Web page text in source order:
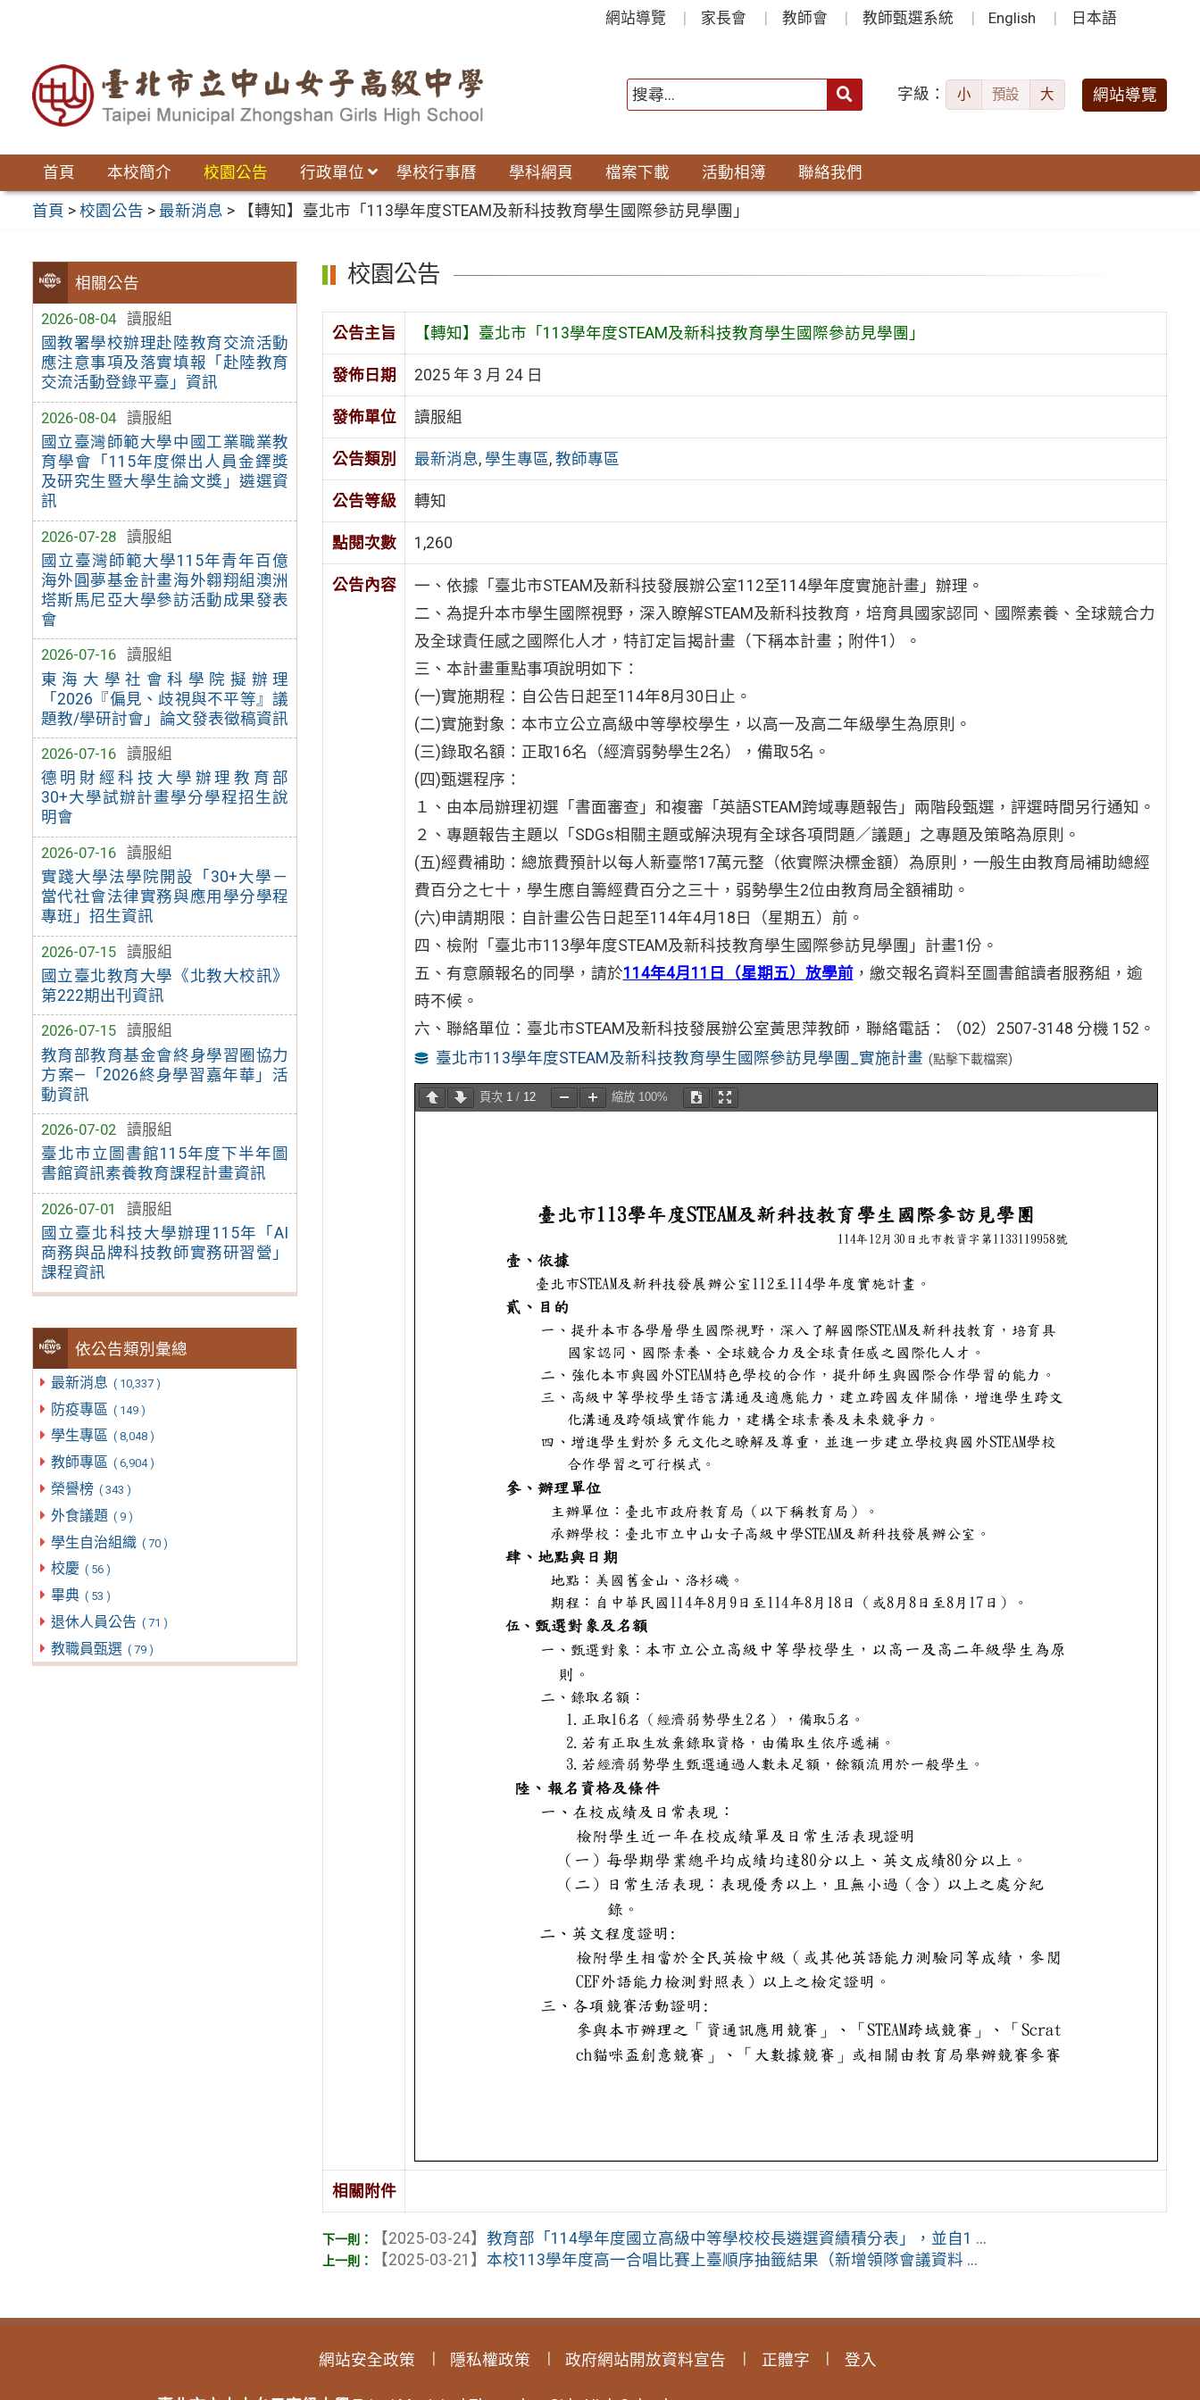
網站導覽 家長會 教師會 教師甄選系統 English 日本語
字級： 小 預設 大 網站導覽
首頁 本校簡介 校園公告 行政單位 學校行事曆 學科網頁 檔案下載 活動相簿 聯絡我們
首頁 >校園公告 > 最新消息 > 【轉知】臺北市「113學年度STEAM及新科技教育學生國際參訪見學團」
相關公告
2026-08-04
讀服組
國教署學校辦理赴陸教育交流活動
應注意事項及落實填報「赴陸教育
交流活動登錄平臺」資訊
2026-08-04
讀服組
國立臺灣師範大學中國工業職業教
育學會「115年度傑出人員金鐸獎
及研究生暨大學生論文獎」遴選資
訊
2026-07-28
讀服組
國立臺灣師範大學115年青年百億
海外圓夢基金計畫海外翱翔組澳洲
塔斯馬尼亞大學參訪活動成果發表
會
2026-07-16
讀服組
東海大學社會科學院擬辦理
「2026『偏見、歧視與不平等』議
題教/學研討會」論文發表徵稿資訊
2026-07-16
讀服組
德明財經科技大學辦理教育部
30+大學試辦計畫學分學程招生說
明會
2026-07-16
讀服組
實踐大學法學院開設「30+大學－
當代社會法律實務與應用學分學程
專班」招生資訊
2026-07-15
讀服組
國立臺北教育大學《北教大校訊》
第222期出刊資訊
2026-07-15
讀服組
教育部教育基金會終身學習圈協力
方案—「2026終身學習嘉年華」活
動資訊
2026-07-02
讀服組
臺北市立圖書館115年度下半年圖
書館資訊素養教育課程計畫資訊
2026-07-01
讀服組
國立臺北科技大學辦理115年「AI
商務與品牌科技教師實務研習營」
課程資訊
依公告類別彙總
最新消息 ( 10,337 )
防疫專區 ( 149 )
學生專區 ( 8,048 )
教師專區 ( 6,904 )
榮譽榜 ( 343 )
外食議題 ( 9 )
學生自治組織 ( 70 )
校慶 ( 56 )
畢典 ( 53 )
退休人員公告 ( 71 )
教職員甄選 ( 79 )
校園公告
公告主旨 【轉知】臺北市「113學年度STEAM及新科技教育學生國際參訪見學團」
發佈日期 2025 年 3 月 24 日
發佈單位 讀服組
公告類別 最新消息, 學生專區, 教師專區
公告等級 轉知
點閱次數 1,260
公告內容
一、依據「臺北市STEAM及新科技發展辦公室112至114學年度實施計畫」辦理。
二、為提升本市學生國際視野，深入瞭解STEAM及新科技教育，培育具國家認同、國際素養、全球競合力
及全球責任感之國際化人才，特訂定旨揭計畫（下稱本計畫；附件1）。
三、本計畫重點事項說明如下：
(一)實施期程：自公告日起至114年8月30日止。
(二)實施對象：本市立公立高級中等學校學生，以高一及高二年級學生為原則。
(三)錄取名額：正取16名（經濟弱勢學生2名），備取5名。
(四)甄選程序：
１、由本局辦理初選「書面審查」和複審「英語STEAM跨域專題報告」兩階段甄選，評選時間另行通知。
２、專題報告主題以「SDGs相關主題或解決現有全球各項問題／議題」之專題及策略為原則。
(五)經費補助：總旅費預計以每人新臺幣17萬元整（依實際決標金額）為原則，一般生由教育局補助總經
費百分之七十，學生應自籌經費百分之三十，弱勢學生2位由教育局全額補助。
(六)申請期限：自計畫公告日起至114年4月18日（星期五）前。
四、檢附「臺北市113學年度STEAM及新科技教育學生國際參訪見學團」計畫1份。
五、有意願報名的同學，請於114年4月11日（星期五）放學前，繳交報名資料至圖書館讀者服務組，逾
時不候。
六、聯絡單位：臺北市STEAM及新科技發展辦公室黃思萍教師，聯絡電話：（02）2507-3148 分機 152。
臺北市113學年度STEAM及新科技教育學生國際參訪見學團_實施計畫 (點擊下載檔案)
頁次 1/ 12 縮放 100%
相關附件
【2025-03-24】教育部「114學年度國立高級中等學校校長遴選資績積分表」，並自1 ...
【2025-03-21】本校113學年度高一合唱比賽上臺順序抽籤結果（新增領隊會議資料 ...
網站安全政策 隱私權政策 政府網站開放資料宣告 正體字 登入